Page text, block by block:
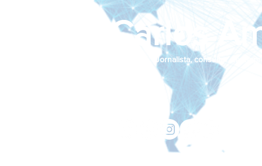
João Carlos
Jornalista, consultor de